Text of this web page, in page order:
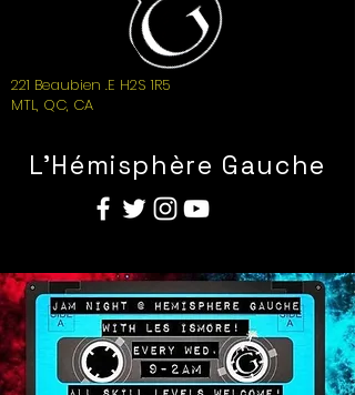
221 Beaubien .E H2S 1R5
MTL, QC, CA
L'Hémisphère Gauche